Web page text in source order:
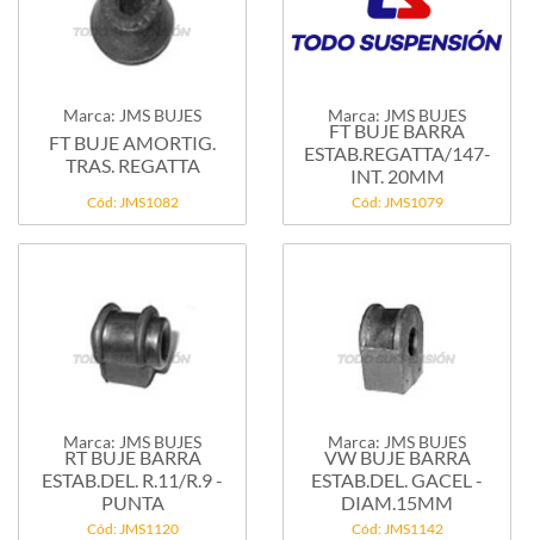
Marca: JMS BUJES
FT BUJE AMORTIG.
TRAS. REGATTA
Cód: JMS1082
Marca: JMS BUJES
FT BUJE BARRA
ESTAB.REGATTA/147-
INT. 20MM
Cód: JMS1079
Marca: JMS BUJES
RT BUJE BARRA
ESTAB.DEL. R.11/R.9 -
PUNTA
Cód: JMS1120
Marca: JMS BUJES
VW BUJE BARRA
ESTAB.DEL. GACEL -
DIAM.15MM
Cód: JMS1142